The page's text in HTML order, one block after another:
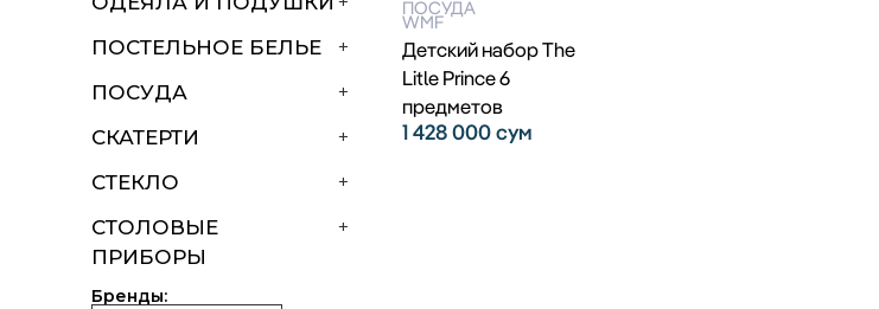
+
ПОСТЕЛЬНОЕ БЕЛЬЕ
+
ПОСУДА
+
СКАТЕРТИ
+
СТЕКЛО
+
СТОЛОВЫЕ
ПРИБОРЫ
Бренды:
ПОСУДА
WMF
Детский набор The
Litle Prince 6
предметов
1 428 000сум